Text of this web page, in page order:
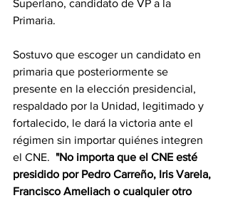
Superlano, candidato de VP a la
Primaria.
Sostuvo que escoger un candidato en
primaria que posteriormente se
presente en la elección presidencial,
respaldado por la Unidad, legitimado y
fortalecido, le dará la victoria ante el
régimen sin importar quiénes integren
el CNE. "No importa que el CNE esté
presidido por Pedro Carreño, Iris Varela,
Francisco Ameliach o cualquier otro